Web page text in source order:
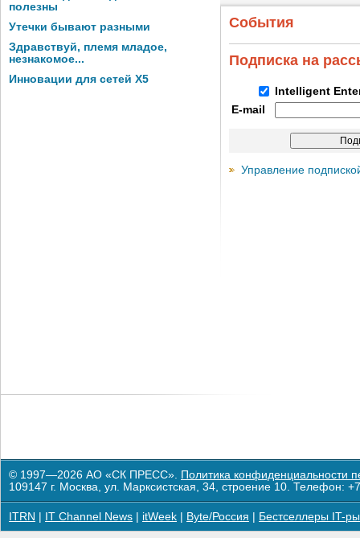
полезны
Утечки бывают разными
Здравствуй, племя младое,
незнакомое...
Инновации для сетей X5
События
Подписка на
Intelligent
E-mail
Управление
© 1997—2026 АО «СК ПРЕСС». Политика конфиденциальности
109147 г. Москва, ул. Марксистская, 34, строение 10. Телефон:
ITRN IT Channel News itWeek Byte/Россия Бестселлеры IT-